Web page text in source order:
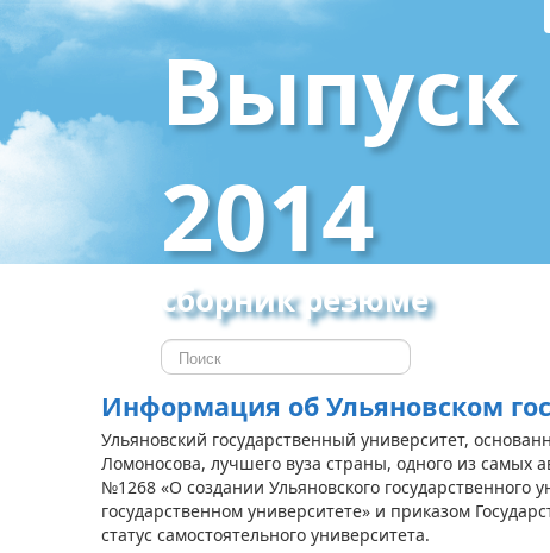
Выпуск
2014
сборник резюме
Информация об Ульяновском
Ульяновский государственный университет,
Ломоносова, лучшего вуза страны, одного из самых
№1268 «О создании Ульяновского
государственном университете» и приказом
статус самостоятельного университета.